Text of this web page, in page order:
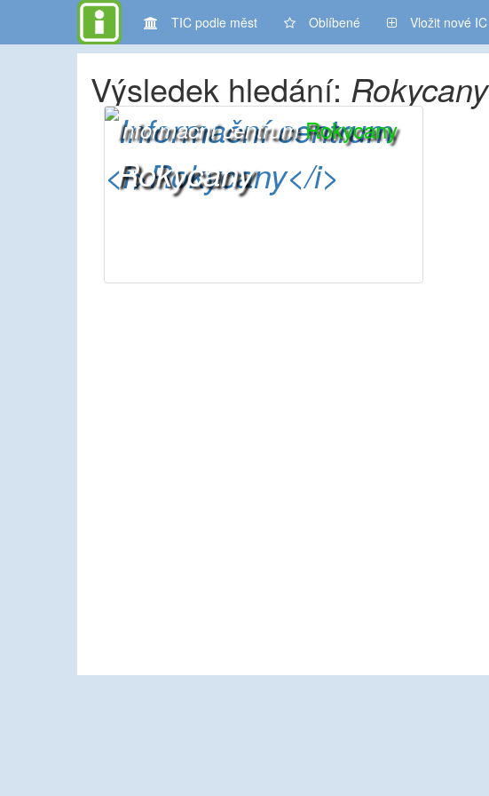
TIC podle měst Oblíbené Vložit nové IC
Výsledek hledání: Rokycany
Informační centrumRokycany
Rokycany